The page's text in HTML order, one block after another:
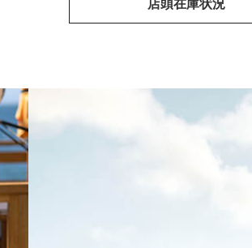
店頭在庫状況